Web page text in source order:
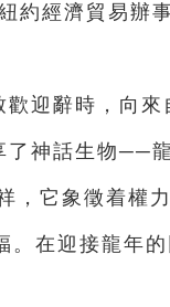
約經濟貿易辦
迎辭時，向
神話生物──
，它象徵着權
在迎接龍年